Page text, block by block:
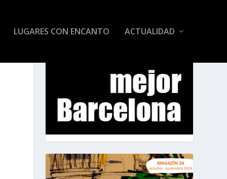
LUGARES CON ENCANTO ACTUALIDAD